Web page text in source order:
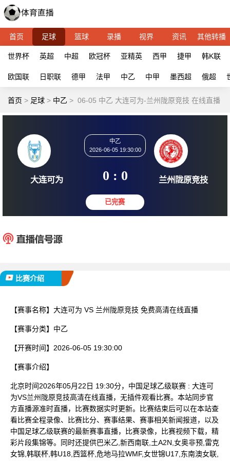
首页 足球 篮球 录播 视界 资讯 其他转播
世界杯 英超 中超 欧冠杯 亚精英 西甲 捷甲 韩K联
欧国联 日职联 德甲 法甲 中乙 中甲 墨西超 俄超
首页 > 足球 > 中乙 > 06-05 中乙 大连可为-兰州陇原竞技 在线直播
大连可为
2026-06-05 19:30:00
0 : 0 兰州陇
比赛介绍
【赛事名称】 大连可为 VS 兰州陇原竞技 免费高清在线直播
【赛事分类】 中乙
【开赛时间】 2026-06-05 19:30:00
【赛事介绍】
北京时间2026年05月22日 19:30分，中国足球乙级联赛 : 大连可
为VS兰州陇原竞技高清在线直播，无插件观看比赛。本站同步官
方直播源准时直播，比赛数据实时更新。比赛结束后可以在本站查
看比赛全程录像、比赛比分、赛事结果、赛事相关新闻报道，以及
中国足球乙级联赛的最新赛事直播，比赛录像，比赛视频下载，精
彩片段集锦等。同时还提供巴米乙,新西南联,土A2N,女奥非预,雷克
女锦,韩联杯,韩U18,西篮杯,危地马拉WMF,女世锦U17,东南澳女联,